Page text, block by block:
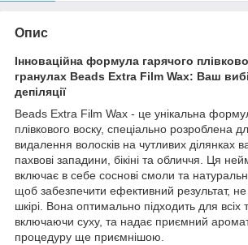
Опис
Інноваційна формула гарячого
гранулах Beads Extra Film Wax: Ваш
депіляції
Beads Extra Film Wax - це унікальна
плівкового воску, спеціально розроблена
видалення волосків на чутливих ділянках
пахвові западини, бікіні та обличчя. Ця
включає в себе соснові смоли та
щоб забезпечити ефективний результат,
шкірі. Вона оптимально підходить для всіх
включаючи суху, та надає приємний
процедуру ще приємнішою.